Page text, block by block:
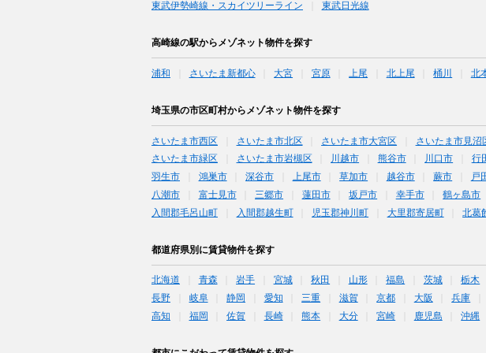
東武伊勢崎線・スカイツリーライン
東武日光線
高崎線の駅からメゾネット物件を探す
浦和 さいたま新都心 大宮 宮原 上尾 北上尾 桶川 北
埼玉県の市区町村からメゾネット物件を探す
さいたま市西区 さいたま市北区 さいたま市大宮区 さいたま市見沼
さいたま市緑区
さいたま市岩槻区 川越市 熊谷市 川口市 行
羽生市
鴻巣市 深谷市 上尾市 草加市 越谷市 蕨市 戸
八潮市
富士見市 三郷市 蓮田市 坂戸市 幸手市 鶴ヶ島市
入間郡毛呂山町
入間郡越生町 児玉郡神川町 大里郡寄居町 北葛
都道府県別に賃貸物件を探す
北海道 青森 岩手 宮城 秋田 山形 福島 茨城 栃木
長野
岐阜 静岡 愛知 三重 滋賀 京都 大阪 兵庫
高知
福岡 佐賀 長崎 熊本 大分 宮崎 鹿児島 沖縄